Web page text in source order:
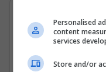
Padel Zone
Recepsionist/e
Personalised
content
services
Store and/or